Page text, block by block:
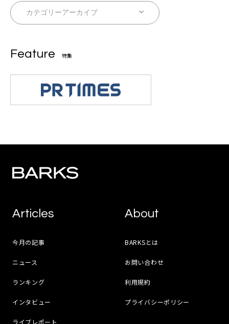
Feature 特集
Articles
今月の記事
ニュース
ランキング
インタビュー
ライブレポート
About
BARKSとは
お問い合わせ
利用規約
プライバシーポリシー